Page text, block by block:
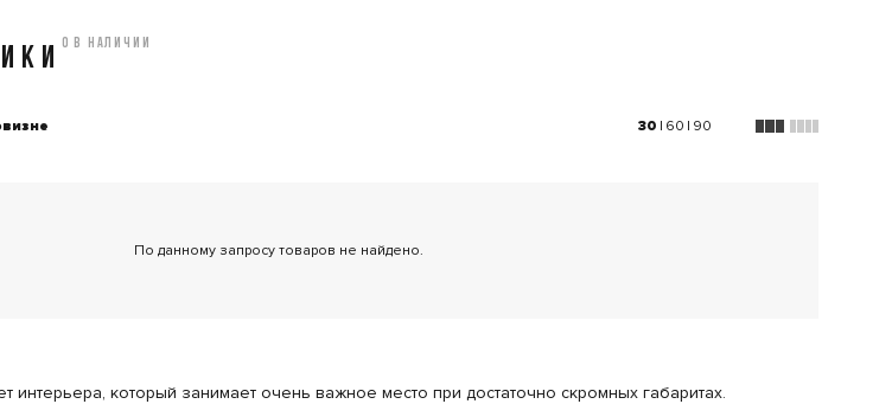
0 в наличии
30 | 60 | 90
По данному запросу товаров не найдено.
интерьера, который занимает очень важное место при достаточно скромных габаритах.